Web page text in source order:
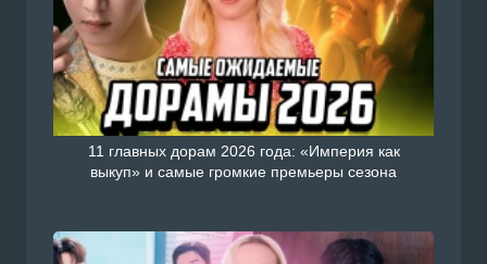
11 главных дорам 2026 года: «Империя как
выкуп» и самые громкие премьеры сезона